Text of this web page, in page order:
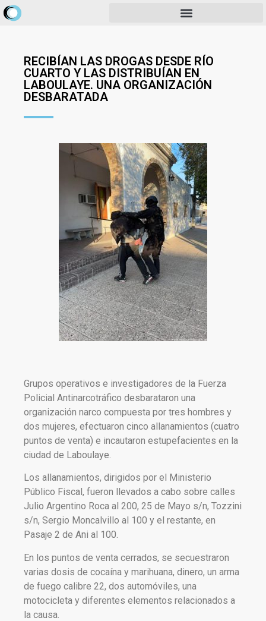
RECIBÍAN LAS DROGAS DESDE RÍO
CUARTO Y LAS DISTRIBUÍAN EN
LABOULAYE. UNA ORGANIZACIÓN
DESBARATADA
Grupos operativos e investigadores de la Fuerza
Policial Antinarcotráfico desbarataron una
organización narco compuesta por tres hombres y
dos mujeres, efectuaron cinco allanamientos (cuatro
puntos de venta) e incautaron estupefacientes en la
ciudad de Laboulaye.
Los allanamientos, dirigidos por el Ministerio
Público Fiscal, fueron llevados a cabo sobre calles
Julio Argentino Roca al 200, 25 de Mayo s/n, Tozzini
s/n, Sergio Moncalvillo al 100 y el restante, en
Pasaje 2 de Ani al 100.
En los puntos de venta cerrados, se secuestraron
varias dosis de cocaína y marihuana, dinero, un arma
de fuego calibre 22, dos automóviles, una
motocicleta y diferentes elementos relacionados a
la causa.